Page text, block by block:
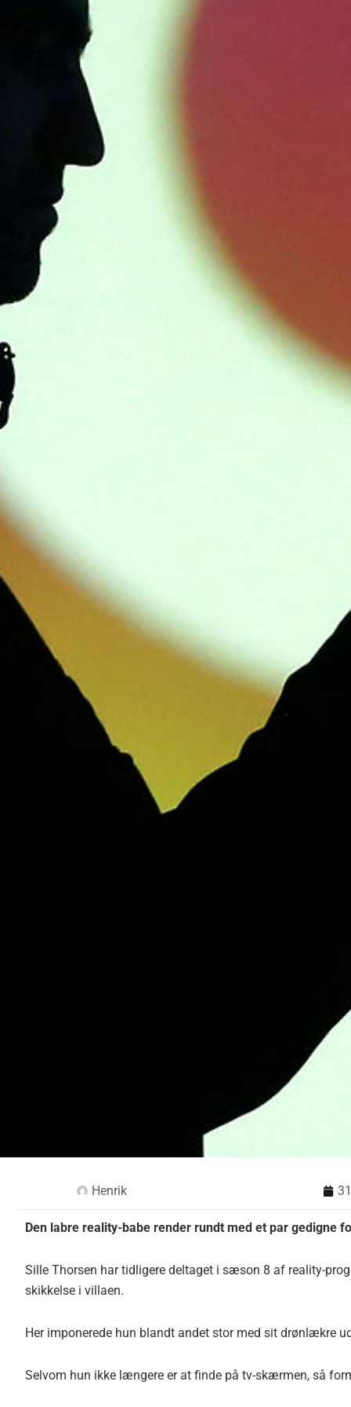
Henrik
Den labre reality-babe render rundt med et par gedigne
Sille Thorsen har tidligere deltaget i sæson 8 af reality-
skikkelse i villaen.
Her imponerede hun blandt andet stor med sit drønlækre
Selvom hun ikke længere er at finde på tv-skærmen, så